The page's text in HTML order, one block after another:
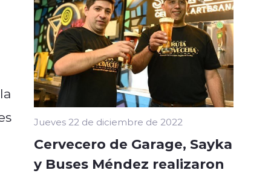
Jueves 22 de diciembre de 2022
Cervecero de Garage, Sayka
y Buses Méndez realizaron